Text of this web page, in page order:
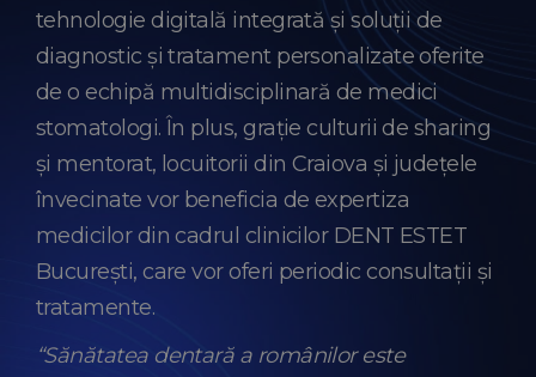
tehnologie digitală integrată și soluții de
diagnostic și tratament personalizate oferite
de o echipă multidisciplinară de medici
stomatologi. În plus, grație culturii de sharing
și mentorat, locuitorii din Craiova și județele
învecinate vor beneficia de expertiza
medicilor din cadrul clinicilor DENT ESTET
București, care vor oferi periodic consultații și
tratamente.
“Sănătatea dentară a românilor este